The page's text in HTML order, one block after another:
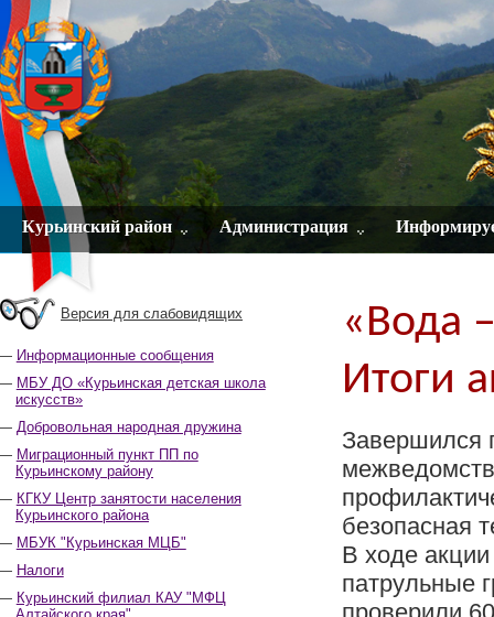
Курьинский район Администрация
Версия для слабовидящих
Информационные сообщения
МБУ ДО «Курьинская детская школа
искусств»
Добровольная народная дружина
Миграционный пункт ПП по
Курьинскому району
КГКУ Центр занятости населения
Курьинского района
МБУК "Курьинская МЦБ"
Налоги
Курьинский филиал КАУ "МФЦ
«Вода
Итоги
Завершился
безопасная
В ходе
патрульные